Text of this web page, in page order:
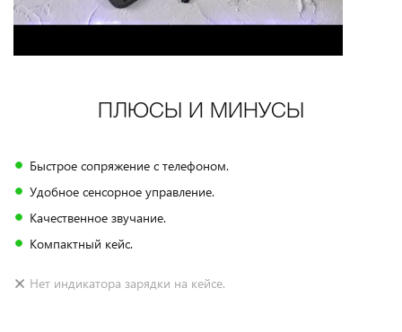
ПЛЮСЫ И МИНУСЫ
Быстрое сопряжение с телефоном.
Удобное сенсорное управление.
Качественное звучание.
Компактный кейс.
Нет индикатора зарядки на кейсе.